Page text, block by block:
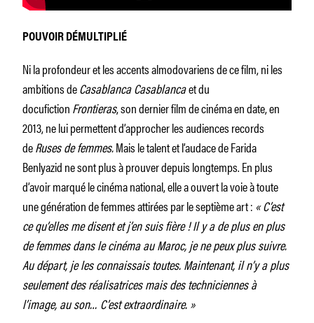
POUVOIR DÉMULTIPLIÉ
Ni la profondeur et les accents almodovariens de ce film, ni les
ambitions deCasablanca Casablancaet du
docufictionFrontieras, son dernier film de cinéma en date, en
2013, ne lui permettent d’approcher les audiences records
deRuses de femmes.Mais le talent et l’audace de Farida
Benlyazid ne sont plus à prouver depuis longtemps. En plus
d’avoir marqué le cinéma national, elle a ouvert la voie à toute
une génération de femmes attirées par le septième art : « C’est
ce qu’elles me disent et j’en suis fière ! Il y a de plus en plus
de femmes dans le cinéma au Maroc, je ne peux plus suivre.
Au départ, je les connaissais toutes. Maintenant, il n’y a plus
seulement des réalisatrices mais des techniciennes à
l’image, au son… C’est extraordinaire. »